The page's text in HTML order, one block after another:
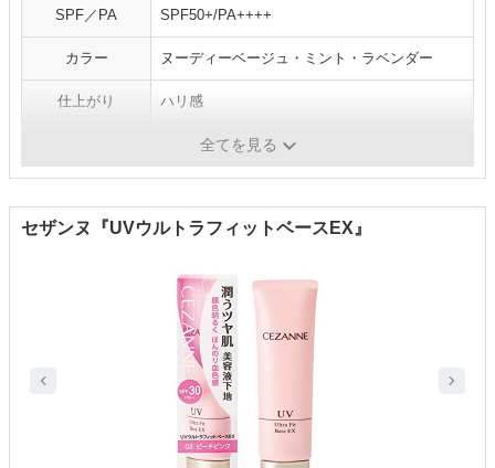
SPF／PA SPF50+/PA++++
カラー ヌーディーベージュ・ミント・ラベンダー
仕上がり ハリ感
グリシルグリシングリセリン2 配合など
全てを見る
セザンヌ『UVウルトラフィットベースEX』